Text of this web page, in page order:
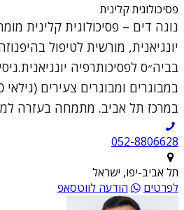
פסיכולוגית קלינית
נוגה דים – פסיכולוגית קלינית
יונגיאנית, מורשית לטיפול
בביה״ס לפסיכותרפיה
במרכז תל אביב. מתמחה בעזרה
052-8806628
תל אביב-יפו, ישראל
לפרטים
הודעה לווטסאפ